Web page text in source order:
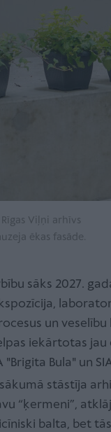
Viļņi arhīvs
ēkas fasāde.
sāks 2027.
un
iekārtotas
Bula" un
stāstīja
“ķermeni”,
balta, bet